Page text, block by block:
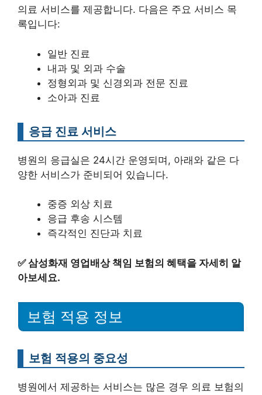
의료 서비스를 제공합니다. 다음은 주요 서비스 목
록입니다:
일반 진료
내과 및 외과 수술
정형외과 및 신경외과 전문 진료
소아과 진료
응급 진료 서비스
병원의 응급실은 24시간 운영되며, 아래와 같은 다
양한 서비스가 준비되어 있습니다.
중증 외상 치료
응급 후송 시스템
즉각적인 진단과 치료
✅삼성화재 영업배상 책임 보험의 혜택을 자세히 알
아보세요.
보험 적용 정보
보험 적용의 중요성
병원에서 제공하는 서비스는 많은 경우 의료 보험의